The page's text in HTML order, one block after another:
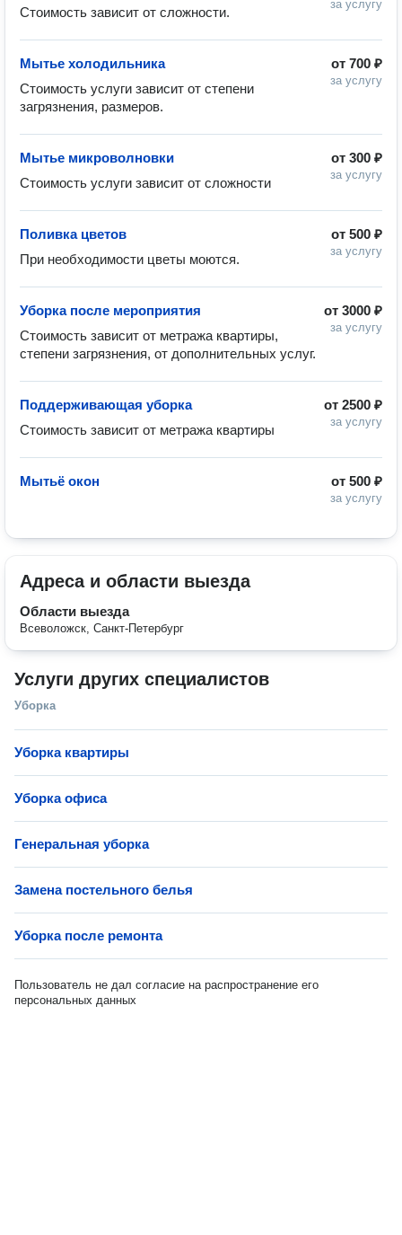
за услугу
Стоимость зависит от сложности.
от 700 ₽
за услугу
Мытье холодильника
Стоимость услуги зависит от степени
загрязнения, размеров.
от 300 ₽
за услугу
Мытье микроволновки
Стоимость услуги зависит от сложности
от 500 ₽
за услугу
Поливка цветов
При необходимости цветы моются.
от 3000 ₽
за услугу
Уборка после мероприятия
Стоимость зависит от метража квартиры,
степени загрязнения, от дополнительных услуг.
от 2500 ₽
за услугу
Поддерживающая уборка
Стоимость зависит от метража квартиры
от 500 ₽
за услугу
Мытьё окон
Адреса и области выезда
Области выезда
Всеволожск, Санкт-Петербург
Услуги других специалистов
Уборка
Уборка квартиры
Уборка офиса
Генеральная уборка
Замена постельного белья
Уборка после ремонта
Пользователь не дал согласие на распространение его
персональных данных